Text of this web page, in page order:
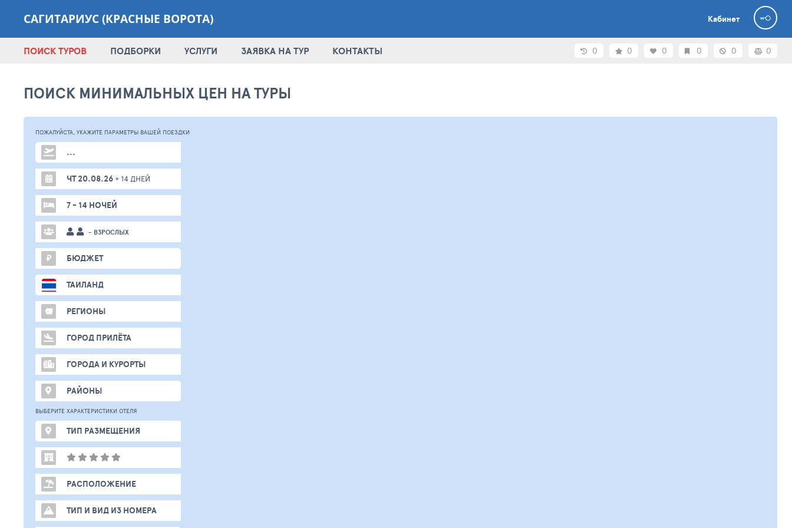
САГИТАРИУС (КРАСНЫЕ ВОРОТА) Кабинет
ПОИСК ТУРОВ ПОДБОРКИ УСЛУГИ ЗАЯВКА НА ТУР КОНТАКТЫ 0 0 0 0 0 0
ПОИСК МИНИМАЛЬНЫХ ЦЕН НА ТУРЫ
ПОЖАЛУЙСТА, УКАЖИТЕ ПАРАМЕТРЫ ВАШЕЙ ПОЕЗДКИ
...
ЧТ 20.08.26+ 14 ДНЕЙ
7 - 14 НОЧЕЙ
- ВЗРОСЛЫХ
₽ БЮДЖЕТ
ТАИЛАНД
РЕГИОНЫ
ГОРОД ПРИЛЁТА
ГОРОДА И КУРОРТЫ
РАЙОНЫ
ВЫБЕРИТЕ ХАРАКТЕРИСТИКИ ОТЕЛЯ
ТИП РАЗМЕЩЕНИЯ
РАСПОЛОЖЕНИЕ
ТИП И ВИД ИЗ НОМЕРА